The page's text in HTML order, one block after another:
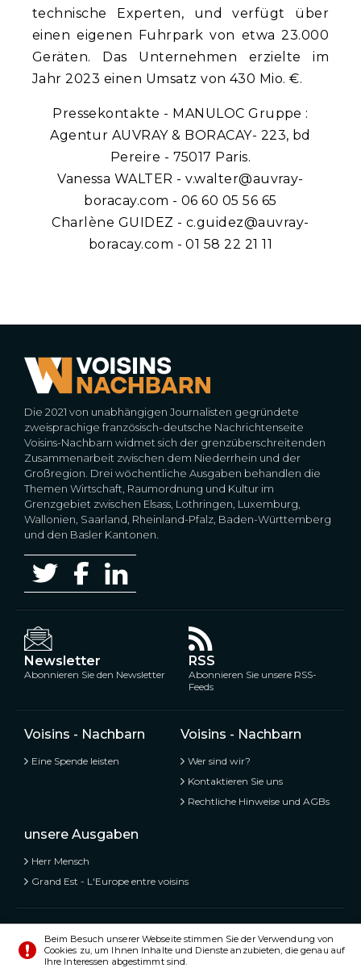
technische Experten, und verfügt über
einen eigenen Fuhrpark von etwa 23.000
Geräten. Das Unternehmen erzielte im
Jahr 2023 einen Umsatz von 430 Mio. €.
Pressekontakte - MANULOC Gruppe :
Agentur AUVRAY & BORACAY- 223, bd
Pereire - 75017 Paris.
Vanessa WALTER - v.walter@auvray-
boracay.com - 06 60 05 56 65
Charlène GUIDEZ - c.guidez@auvray-
boracay.com - 01 58 22 21 11
Die 2021 von unabhängigen Journalisten gegründete
zweisprachige französisch-deutsche Nachrichtenseite
Voisins-Nachbarn widmet sich der grenzüberschreitenden
Zusammenarbeit zwischen dem Niederrhein und der
Großregion. Drei wöchentliche Ausgaben behandlen die
Themen Wirtschaft, Raumordnung und Kultur im
Grenzgebiet zwischen Elsass, Lothringen, Luxemburg,
Wallonien, Saarland, Rheinland-Pfalz, Baden-Württemberg
und den Basler Kantonen.
Newsletter
Abonnieren Sie den Newsletter
RSS
Abonnieren Sie unsere RSS-
Feeds
Voisins - Nachbarn
Eine Spende leisten
Voisins - Nachbarn
Wer sind wir?
Kontaktieren Sie uns
Rechtliche Hinweise und AGBs
unsere Ausgaben
Herr Mensch
Grand Est - L'Europe entre voisins
Voisins - Nachbarn, Kostenlose und geteilte Informationen
© Alle Rechte vorbehalten 2020 - 2026
Beim Besuch unserer Webseite stimmen Sie der Verwendung von
Cookies zu, um Ihnen Inhalte und Dienste anzubieten, die genau auf
Ihre Interessen abgestimmt sind.